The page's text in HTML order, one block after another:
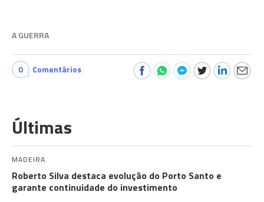
A GUERRA
0 Comentários
Últimas
MADEIRA
Roberto Silva destaca evolução do Porto Santo e
garante continuidade do investimento